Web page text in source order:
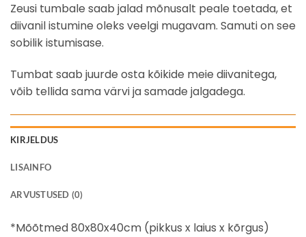
Zeusi tumbale saab jalad mõnusalt peale toetada, et
diivanil istumine oleks veelgi mugavam. Samuti on see
sobilik istumisase.
Tumbat saab juurde osta kõikide meie diivanitega,
võib tellida sama värvi ja samade jalgadega.
KIRJELDUS
LISAINFO
ARVUSTUSED (0)
*Mõõtmed 80x80x40cm (pikkus x laius x kõrgus)